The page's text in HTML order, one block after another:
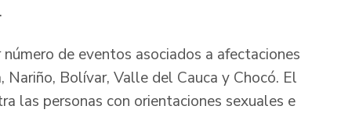
de eventos asociados a afectaciones
Bolívar, Valle del Cauca y Chocó. El
las personas con orientaciones sexuales e